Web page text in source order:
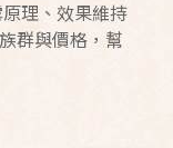
理、效果維持
群與價格，幫